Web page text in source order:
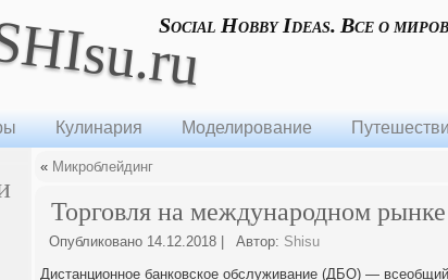
Social Hobby Ideas. Все о
Кулинария Моделирование
« Микроблейдинг
Торговля на международном рынке
Опубликовано 14.12.2018 Автор: Shisu
Дистанционное банковское обслуживание (ДБО) —